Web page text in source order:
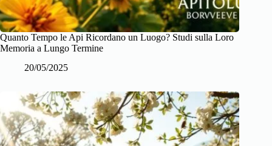
Quanto Tempo le Api Ricordano un Luogo? Studi sulla Loro
Memoria a Lungo Termine
20/05/2025